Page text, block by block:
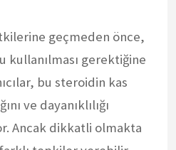
geçmeden önce,
kullanılması gerektiğine
bu steroidin kas
ve dayanıklılığı
Ancak dikkatli olmakta